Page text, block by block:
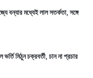
বন্যার মধ্যেই লাল সতর্কতা, সঙ্গে
মিঠুন চক্রবর্তী, চান না প্রচার